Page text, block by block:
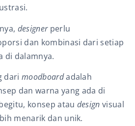
designer perlu
dan kombinasi dari setiap
di dalamnya.
dari moodboardadalah
dan warna yang ada di
konsep atau designvisual
menarik dan unik.